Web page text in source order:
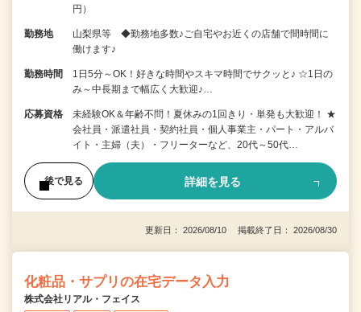
円）
勤務地
山梨県等 ◆勤務地多数♪ご自宅やお近くの店舗で間時間に
働けます♪
勤務時間
1日5分～OK！好きな時間やスキマ時間でサクッと♪ ☆1日の
み～中長期まで幅広く大歓迎♪…
応募資格
未経験OK＆年齢不問！夏休みの1回きり・単発も大歓迎！ ★
会社員・派遣社員・契約社員・個人事業主・パート・アルバ
イト・主婦（夫）・フリーターなど、20代～50代…
後で見る 詳細を見る
更新日： 2026/08/10 掲載終了日： 2026/08/30
化粧品・サプリの在宅データ入力
株式会社リアル・フェイス